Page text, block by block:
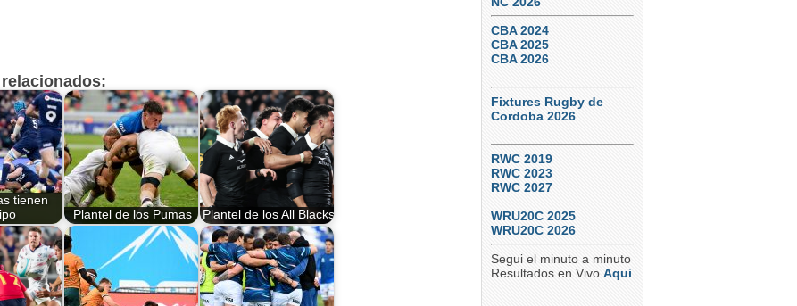
tienen
Plantel de los Pumas Plantel de los All Blacks
CBA 2024
CBA 2025
CBA 2026
Fixtures Rugby de
Cordoba 2026
RWC 2019
RWC 2023
RWC 2027
WRU20C 2025
WRU20C 2026
Segui el minuto a minuto
Resultados en Vivo Aqui